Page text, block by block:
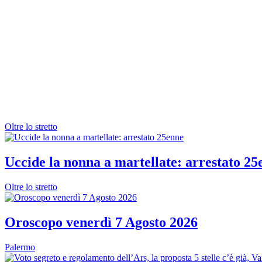
Oltre lo stretto
Uccide la nonna a martellate: arrestato
Oltre lo stretto
Oroscopo venerdì 7 Agosto 2026
Palermo